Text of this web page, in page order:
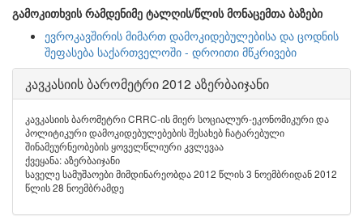
გამოკითხვის რამდენიმე ტალღის/წლის მონაცემთა ბაზები
ევროკავშირის მიმართ დამოკიდებულებისა და ცოდნის
შეფასება საქართველოში - დროითი მწკრივები
კავკასიის ბარომეტრი 2012 აზერბაიჯანი
კავკასიის ბარომეტრი CRRC-ის მიერ სოციალურ-ეკონომიკური და
პოლიტიკური დამოკიდებულებების შესახებ ჩატარებული
შინამეურნეობების ყოველწლიური კვლევაა
ქვეყანა: აზერბაიჯანი
საველე სამუშაოები მიმდინარეობდა 2012 წლის 3 ნოემბრიდან 2012
წლის 28 ნოემბრამდე